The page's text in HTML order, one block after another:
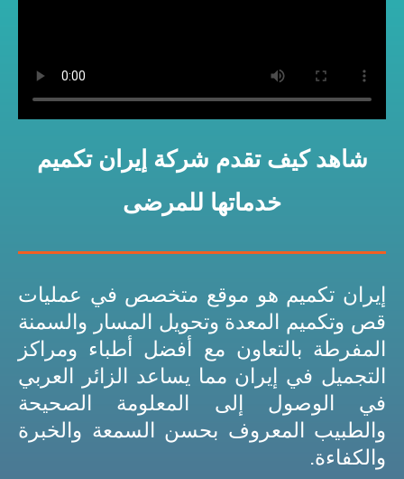
شاهد كيف تقدم شركة إيران تكميم
خدماتها للمرضى
إيران تكميم هو موقع متخصص في عمليات
قص وتكميم المعدة وتحويل المسار والسمنة
المفرطة بالتعاون مع أفضل أطباء ومراكز
التجميل في إيران مما يساعد الزائر العربي
في الوصول إلى المعلومة الصحيحة
والطبيب المعروف بحسن السمعة والخبرة
والكفاءة.